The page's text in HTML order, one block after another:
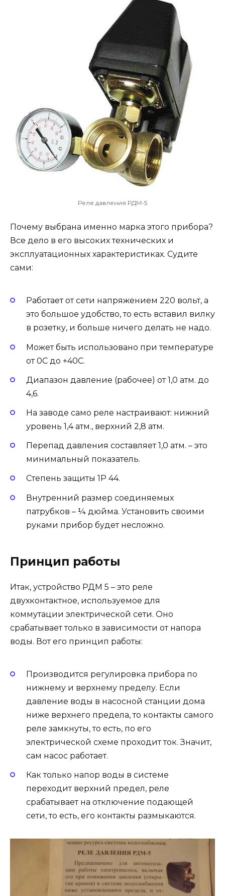
Реле давления РДМ-5
Почему выбрана именно марка этого прибора?
Все дело в его высоких технических и
эксплуатационных характеристиках. Судите
сами:
Работает от сети напряжением 220 вольт, а
это большое удобство, то есть вставил вилку
в розетку, и больше ничего делать не надо.
Может быть использовано при температуре
от 0С до +40С.
Диапазон давление (рабочее) от 1,0 атм. до
4,6.
На заводе само реле настраивают: нижний
уровень 1,4 атм., верхний 2,8 атм.
Перепад давления составляет 1,0 атм. – это
минимальный показатель.
Степень защиты 1P 44.
Внутренний размер соединяемых
патрубков – ¼ дюйма. Установить своими
руками прибор будет несложно.
Принцип работы
Итак, устройство РДМ 5 – это реле
двухконтактное, используемое для
коммутации электрической сети. Оно
срабатывает только в зависимости от напора
воды. Вот его принцип работы:
Производится регулировка прибора по
нижнему и верхнему пределу. Если
давление воды в насосной станции дома
ниже верхнего предела, то контакты самого
реле замкнуты, то есть, по его
электрической схеме проходит ток. Значит,
сам насос работает.
Как только напор воды в системе
переходит верхний предел, реле
срабатывает на отключение подающей
сети, то есть, его контакты размыкаются.